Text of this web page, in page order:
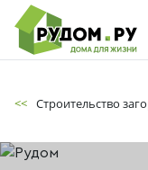
<< Строительство